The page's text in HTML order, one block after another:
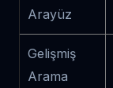
Arayüz
Gelişmiş
Arama